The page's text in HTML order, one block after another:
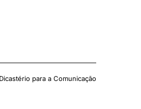
para a Comunicação